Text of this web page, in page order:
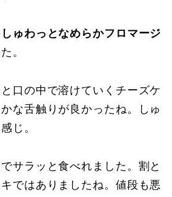
しゅわっとなめらかフロマージ
。
口の中で溶けていくチーズケ
な舌触りが良かったね。しゅ
じ。
サラッと食べれました。割と
ではありましたね。値段も悪